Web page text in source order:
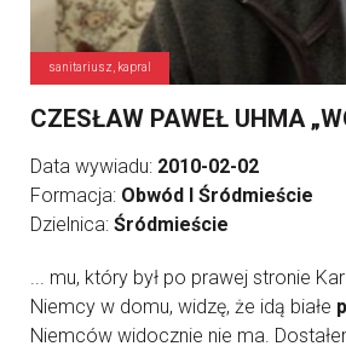
sanitariusz, kapral
CZESŁAW PAWEŁ UHMA
Data wywiadu: 2010-02-02
Formacja: Obwód I Śródmieście
Dzielnica: Śródmieście
... mu, który był po prawej stronie
Niemcy w domu, widzę, że idą białe
Niemców widocznie nie ma.